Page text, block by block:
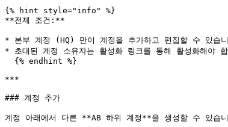
{% hint style="info" %}
**전제 조건:**
* 본부 계정 (HQ) 만이 계정을 추가하고 편집할 수 있습
* 초대된 계정 소유자는 활성화 링크를 통해 활성화해야
***
### 계정 추가
계정 아래에서 다른 **AB 하위 계정**을 생성할 수 있습